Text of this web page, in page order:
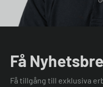
Få
Få tillgång till exklusiva